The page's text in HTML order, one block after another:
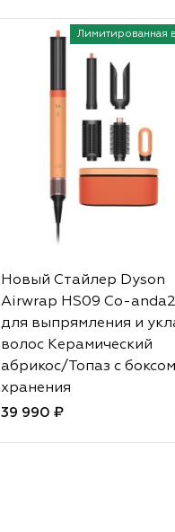
Лимитированная
Новый Стайлер Dyson
Airwrap HS09 Co-
для выпрямления и
волос Керамический
абрикос/Топаз с
хранения
39 990 ₽